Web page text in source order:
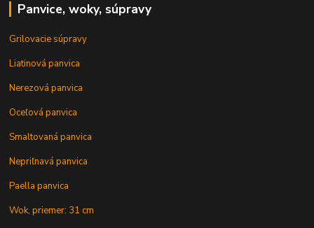
Panvice, woky, súpravy
Grilovacie súpravy
Liatinová panvica
Nerezová panvica
Oceľová panvica
Smaltovaná panvica
Nepriľnavá panvica
Paella panvica
Wok, priemer: 31 cm